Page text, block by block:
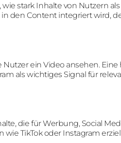
wie stark Inhalte von Nutzern
den Content integriert wird,
ein Video ansehen.
als wichtiges Signal für
die für Werbung, Social
TikTok oder Instagram